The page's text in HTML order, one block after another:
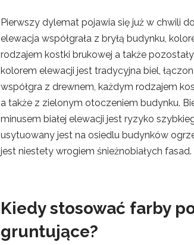
Pierwszy dylemat pojawia się już w chwili
elewacja współgrała z bryłą budynku,
rodzajem kostki brukowej a także
kolorem elewacji jest tradycyjna biel,
współgra z drewnem, każdym rodzajem
a także z zielonym otoczeniem budynku.
minusem białej elewacji jest ryzyko
usytuowany jest na osiedlu budynków
jest niestety wrogiem śnieżnobiałych fasad.
Kiedy stosować farby
gruntujące?